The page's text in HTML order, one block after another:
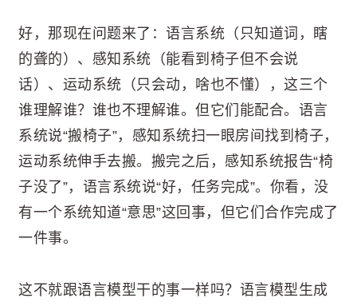
好，那现在问题来了：语言系统（只知道词，瞎
的聋的）、感知系统（能看到椅子但不会说
话）、运动系统（只会动，啥也不懂），这三个
谁理解谁？谁也不理解谁。但它们能配合。语言
系统说“搬椅子”，感知系统扫一眼房间找到椅子，
运动系统伸手去搬。搬完之后，感知系统报告“椅
子没了”，语言系统说“好，任务完成”。你看，没
有一个系统知道“意思”这回事，但它们合作完成了
一件事。
这不就跟语言模型干的事一样吗？语言模型生成